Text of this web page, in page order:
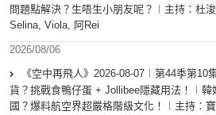
問題點解決？生唔生小朋友呢？︱主持：杜
Selina, Viola, 阿Rei
2026/08/06
《空中再飛人》2026-08-07︱第44季第10
貨？挑戰食鴨仔蛋 + Jollibee隱藏用法！︱
國？爆料航空界超嚴格階級文化！︱主持：